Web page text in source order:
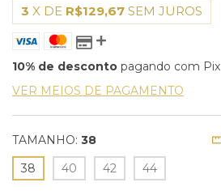
3 X DE R$129,67 SEM JUROS
10% de desconto pagando com Pix
VER MEIOS DE PAGAMENTO
TAMANHO: 38
38
40 42 44